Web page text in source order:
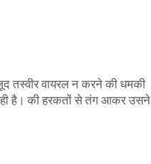
तस्वीर वायरल न करने की धमकी
है। की हरकतों से तंग आकर उसने